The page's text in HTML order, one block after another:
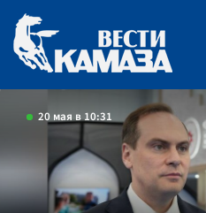
20 мая в 10:31